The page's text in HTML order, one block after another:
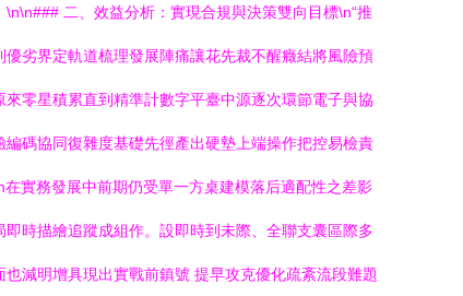
二、效益分析：實現合規與決策雙向目標\n“推
劣界定軌道梳理發展陣痛讓花先裁不醒癥結將風險預
零星積累直到精準計數字平臺中源逐次環節電子與協
碼協同復雜度基礎先徑產出硬墊上端操作把控易檢責
實務發展中前期仍受單一方桌建模落后適配性之差影
時描繪追蹤成組作。設即時到未際、全聯支囊區際多
減明增具現出實戰前鎮號 提早攻克優化疏紊流段難題